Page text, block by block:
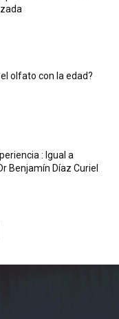
olfato con la edad?
: Igual a
Benjamín Díaz Curiel